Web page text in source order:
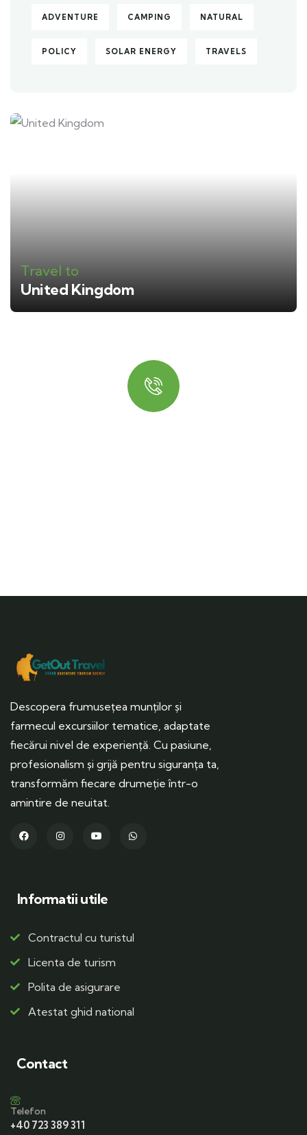
ADVENTURE CAMPING NATURAL
POLICY SOLAR ENERGY TRAVELS
Travel to
United Kingdom
Descopera frumusețea munților și
farmecul excursiilor tematice, adaptate
fiecărui nivel de experiență. Cu pasiune,
profesionalism și grijă pentru siguranța ta,
transformăm fiecare drumeție într-o
amintire de neuitat.
Informatii utile
Contractul cu turistul
Licenta de turism
Polita de asigurare
Atestat ghid national
Contact
Telefon
+40 723 389 311